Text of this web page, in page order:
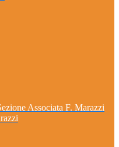
Associata F. Marazzi